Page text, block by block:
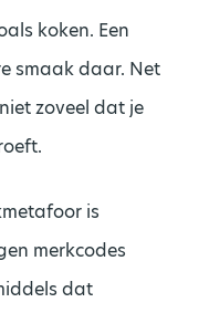
koken. Een
smaak daar. Net
zoveel dat je
is
merkcodes
dat